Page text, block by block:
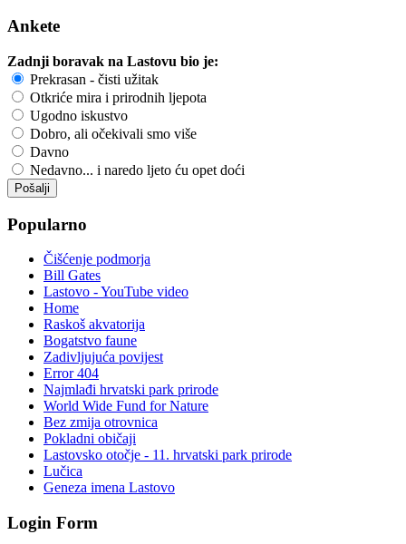
Ankete
Zadnji boravak na Lastovu bio je:
Prekrasan - čisti užitak
Otkriće mira i prirodnih ljepota
Ugodno iskustvo
Dobro, ali očekivali smo više
Davno
Nedavno... i naredo ljeto ću opet doći
Popularno
Čišćenje podmorja
Bill Gates
Lastovo - YouTube video
Home
Raskoš akvatorija
Bogatstvo faune
Zadivljujuća povijest
Error 404
Najmlađi hrvatski park prirode
World Wide Fund for Nature
Bez zmija otrovnica
Pokladni običaji
Lastovsko otočje - 11. hrvatski park prirode
Lučica
Geneza imena Lastovo
Login Form